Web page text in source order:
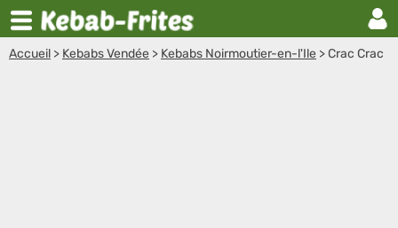
Accueil > Kebabs Vendée > Kebabs Noirmoutier-en-l'Ile >Crac Crac